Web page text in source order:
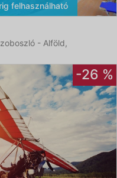
felhasználható
- Alföld,
-26 %